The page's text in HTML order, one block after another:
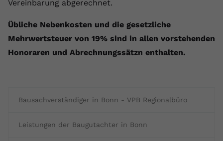
Bausachverständiger in Bonn - VPB Regionalbüro
Leistungen der Baugutachter in Bonn
Vereinbarung abgerechnet.
Übliche Nebenkosten und die gesetzliche
Mehrwertsteuer von 19% sind in allen vorstehenden
Honoraren und Abrechnungssätzn enthalten.